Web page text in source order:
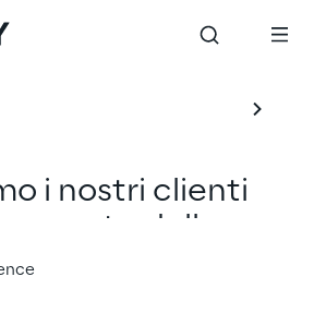
i nostri clienti
scoperta delle
del